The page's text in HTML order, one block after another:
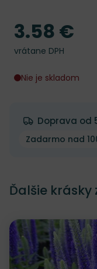
Cena
3.58 €
vrátane DPH
Nie je skladom
Doprava od
Zadarmo nad
Ďalšie